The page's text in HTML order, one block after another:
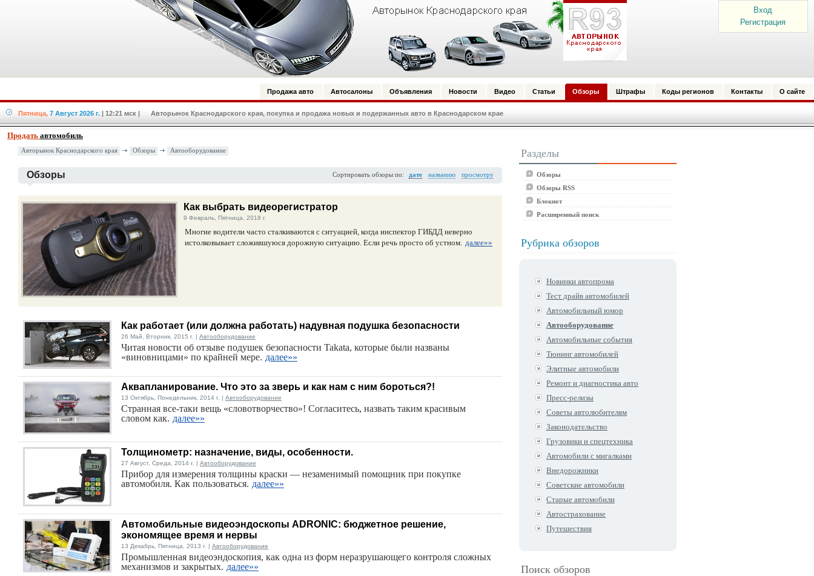
Вход
Регистрация
Продажа авто Автосалоны Объявления Новости Видео Статьи Обзоры Штрафы Коды регионов Контакты О сайте
Пятница, 7 Август 2026 г. | 12:21 мск | Авторынок Краснодарского края, покупка и продажа новых и подержанных авто в Краснодарском крае
Продать автомобиль
Авторынок Краснодарского края Обзоры Автооборудование
Обзоры Сортировать обзоры по: дате названию просмотру
Как выбрать видеорегистратор
9 Февраль, Пятница, 2018 г.
Многие водители часто сталкиваются с ситуацией, когда инспектор ГИБДД неверно
истолковывает сложившуюся дорожную ситуацию. Если речь просто об устном. далее»»
Как работает (или должна работать) надувная подушка безопасности
26 Май, Вторник, 2015 г. | Автооборудование
Читая новости об отзыве подушек безопасности Takata, которые были названы
«виновницами» по крайней мере. далее»»
Аквапланирование. Что это за зверь и как нам с ним бороться?!
13 Октябрь, Понедельник, 2014 г. | Автооборудование
Странная все-таки вещь «словотворчество»! Согласитесь, назвать таким красивым
словом как. далее»»
Толщинометр: назначение, виды, особенности.
27 Август, Среда, 2014 г. | Автооборудование
Прибор для измерения толщины краски — незаменимый помощник при покупке
автомобиля. Как пользоваться. далее»»
Автомобильные видеоэндоскопы ADRONIC: бюджетное решение,
экономящее время и нервы
13 Декабрь, Пятница, 2013 г. | Автооборудование
Промышленная видеоэндоскопия, как одна из форм неразрушающего контроля сложных
механизмов и закрытых. далее»»
Разделы
Обзоры
Обзоры RSS
Блокнот
Расширенный поиск
Рубрика обзоров
Новинки автопрома
Тест драйв автомобилей
Автомобильный юмор
Автооборудование
Автомобильные события
Тюнинг автомобилей
Элитные автомобили
Ремонт и диагностика авто
Пресс-релизы
Советы автолюбителям
Законодательство
Грузовики и спецтехника
Автомобили с мигалками
Внедорожники
Советские автомобили
Старые автомобили
Автострахование
Путешествия
Поиск обзоров